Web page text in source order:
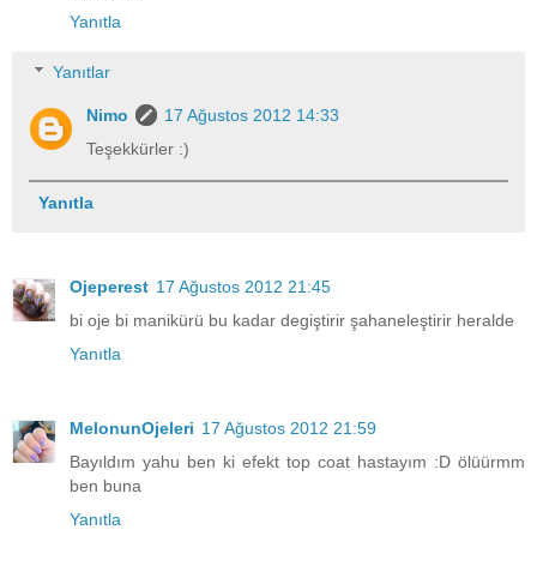
Yanıtla
Yanıtlar
Nimo
17 Ağustos 2012 14:33
Teşekkürler :)
Yanıtla
Ojeperest 17 Ağustos 2012 21:45
bi oje bi manikürü bu kadar degiştirir şahaneleştirir heralde
Yanıtla
MelonunOjeleri 17 Ağustos 2012 21:59
Bayıldım yahu ben ki efekt top coat hastayım :D ölüürmm
ben buna
Yanıtla